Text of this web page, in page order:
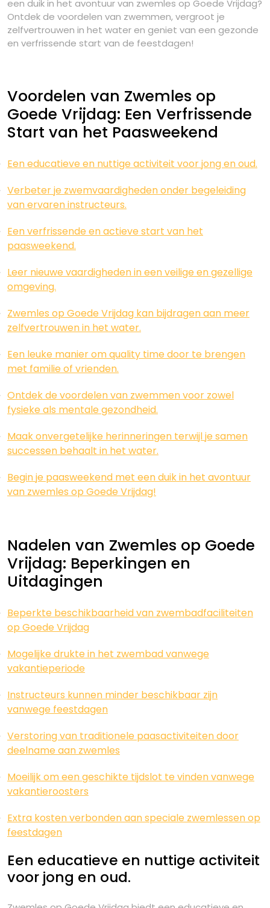
een duik in het avontuur van zwemles op Goede Vrijdag?
Ontdek de voordelen van zwemmen, vergroot je
zelfvertrouwen in het water en geniet van een gezonde
en verfrissende start van de feestdagen!
Voordelen van Zwemles op
Goede Vrijdag: Een Verfrissende
Start van het Paasweekend
Een educatieve en nuttige activiteit voor jong en oud.
Verbeter je zwemvaardigheden onder begeleiding
van ervaren instructeurs.
Een verfrissende en actieve start van het
paasweekend.
Leer nieuwe vaardigheden in een veilige en gezellige
omgeving.
Zwemles op Goede Vrijdag kan bijdragen aan meer
zelfvertrouwen in het water.
Een leuke manier om quality time door te brengen
met familie of vrienden.
Ontdek de voordelen van zwemmen voor zowel
fysieke als mentale gezondheid.
Maak onvergetelijke herinneringen terwijl je samen
successen behaalt in het water.
Begin je paasweekend met een duik in het avontuur
van zwemles op Goede Vrijdag!
Nadelen van Zwemles op Goede
Vrijdag: Beperkingen en
Uitdagingen
Beperkte beschikbaarheid van zwembadfaciliteiten
op Goede Vrijdag
Mogelijke drukte in het zwembad vanwege
vakantieperiode
Instructeurs kunnen minder beschikbaar zijn
vanwege feestdagen
Verstoring van traditionele paasactiviteiten door
deelname aan zwemles
Moeilijk om een geschikte tijdslot te vinden vanwege
vakantieroosters
Extra kosten verbonden aan speciale zwemlessen op
feestdagen
Een educatieve en nuttige activiteit
voor jong en oud.